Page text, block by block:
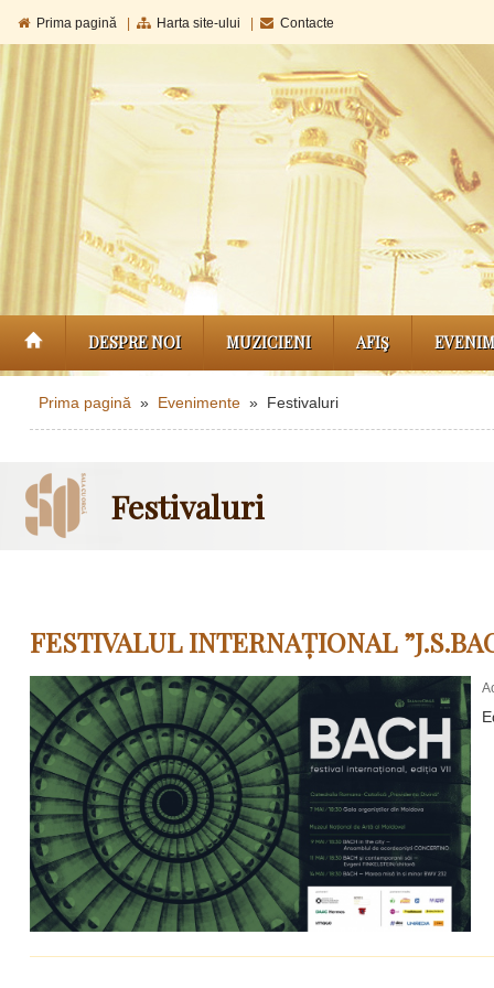
Prima pagină Harta site-ului Contacte
DESPRE NOI MUZICIENI AFIŞ
Prima pagină » Evenimente » Festivaluri
Festivaluri
FESTIVALUL INTERNAȚIONAL